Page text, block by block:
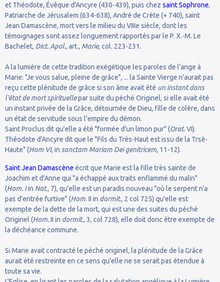
et Théodote, Évêque d'Ancyre (430-439), puis chez saint Sophrone,
Patriarche de Jérusalem (634-638), André de Crète (+ 740), saint
Jean Damascène, mort vers le milieu du VIIIe siècle, dont les
témoignages sont assez longuement rapportés par le P. X.-M. Le
Bachelet, Dict. Apol.,art., Marie, col. 223-231.
A la lumière de cette tradition exégétique les paroles de l'ange à
Marie: "Je vous salue, pleine de grâce", ... la Sainte Vierge n'aurait pas
reçu cette plénitude de grâce si son âme avait été un instant dans
l'état de mort spirituellepar suite du péché Originel, si elle avait été
un instant privée de la Grâce, détournée de Dieu, fille de colère, dans
un état de servitude sous l'empire du démon.
Saint Proclus dit qu'elle a été "formée d'un limon pur" (Orat. VI).
Théodote d'Ancyre dit que le "Fils du Très-Haut est issu de la Trsè-
Haute" (Hom VI, in sanctam Mariam Dei genitricem, 11-12).
Saint Jean Damascène écrit que Marie est la fille très sainte de
Joachim et d'Anne qui "a échappé aux traits enflammé du malin"
(Hom. Iin Nat., 7), qu'elle est un paradis nouveau "où le serpent n'a
pas d'entrée furtive" (Hom. II in dormit., 2 col 725) qu'elle est
exempte de la dette de la mort, qui est une des suites du péché
Originel (Hom.II in dormit., 3, col 728), elle doit donc être exempte de
la déchéance commune.
Si Marie avait contracté le péché originel, la plénitude de la Grâce
aurait été restreinte en ce sens qu'elle ne se serait pas étendue à
toute sa vie.